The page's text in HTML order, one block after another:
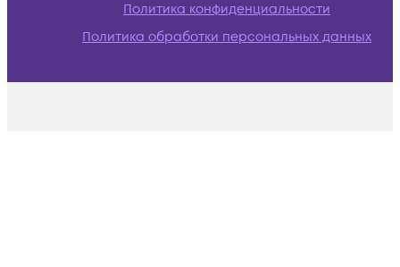
Политика конфиденциальности
Политика обработки персональных данных